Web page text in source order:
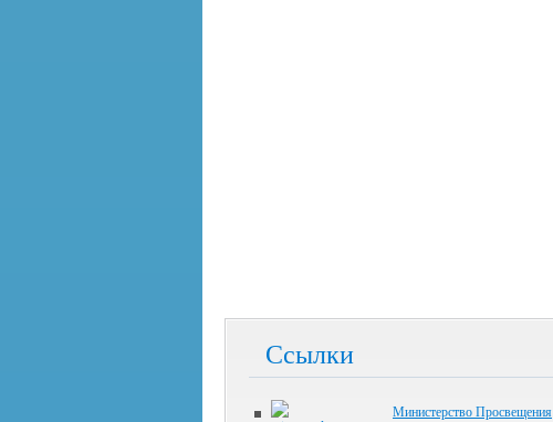
Ссылки
Министерство Просвещения